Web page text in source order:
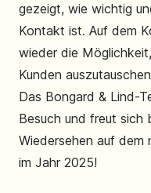
gezeigt, wie wichtig
Kontakt ist. Auf dem
wieder die
Kunden
Das Bongard & Lind-
Besuch und freut sich
Wiedersehen auf
im Jahr 2025!